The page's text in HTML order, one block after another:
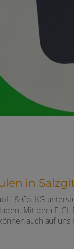
in
& Co. KG
Mit dem E-
auch auf uns